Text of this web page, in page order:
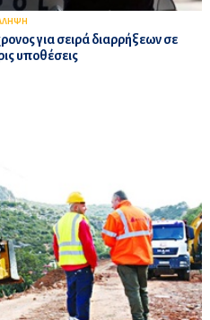
για σειρά διαρρήξεων σε
υποθέσεις